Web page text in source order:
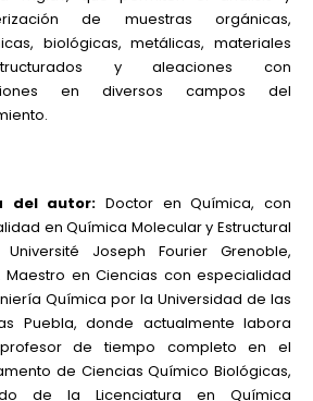
de muestras orgánicas,
biológicas, metálicas, materiales
y aleaciones con
en diversos campos del
del autor: Doctor en Química, con
en Química Molecular y Estructural
Joseph Fourier Grenoble,
Maestro en Ciencias con especialidad
Química por la Universidad de las
Puebla, donde actualmente labora
de tiempo completo en el
de Ciencias Químico Biológicas,
de la Licenciatura en Química